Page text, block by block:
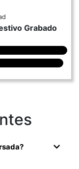
Grabado